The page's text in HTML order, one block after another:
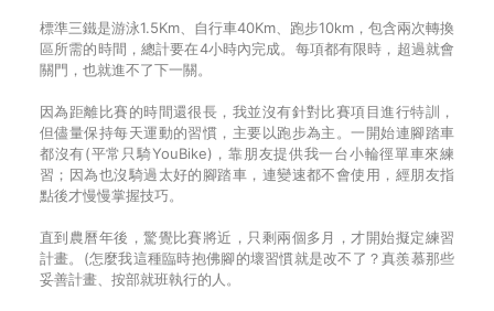
標準三鐵是游泳1.5Km、自行車40Km、跑步10km，包含兩次轉換
區所需的時間，總計要在4小時內完成。每項都有限時，超過就會
關門，也就進不了下一關。
因為距離比賽的時間還很長，我並沒有針對比賽項目進行特訓，
但儘量保持每天運動的習慣，主要以跑步為主。一開始連腳踏車
都沒有(平常只騎YouBike)，靠朋友提供我一台小輪徑單車來練
習；因為也沒騎過太好的腳踏車，連變速都不會使用，經朋友指
點後才慢慢掌握技巧。
直到農曆年後，驚覺比賽將近，只剩兩個多月，才開始擬定練習
計畫。(怎麼我這種臨時抱佛腳的壞習慣就是改不了？真羨慕那些
妥善計畫、按部就班執行的人。